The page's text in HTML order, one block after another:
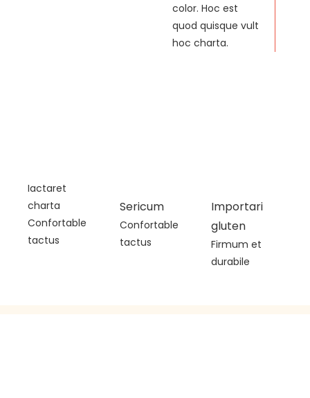
color. Hoc est
quod quisque vult
hoc charta.
Iactaret
charta
Confortable
tactus
Sericum
Confortable
tactus
Importari
gluten
Firmum et
durabile